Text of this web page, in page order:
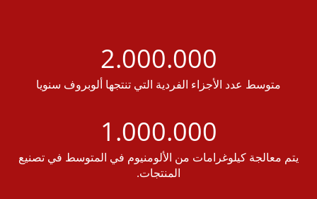
2.000.000
متوسط عدد الأجزاء الفردية التي تنتجها ألوبروف سنويا
1.000.000
معالجة كيلوغرامات من الألومنيوم في المتوسط في تصنيع
المنتجات.